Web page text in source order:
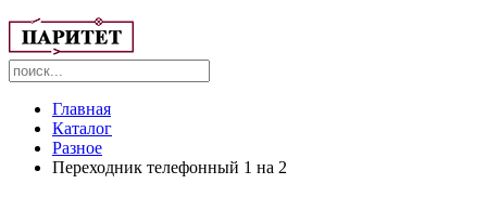
Главная
Каталог
Разное
Переходник телефонный 1 на 2